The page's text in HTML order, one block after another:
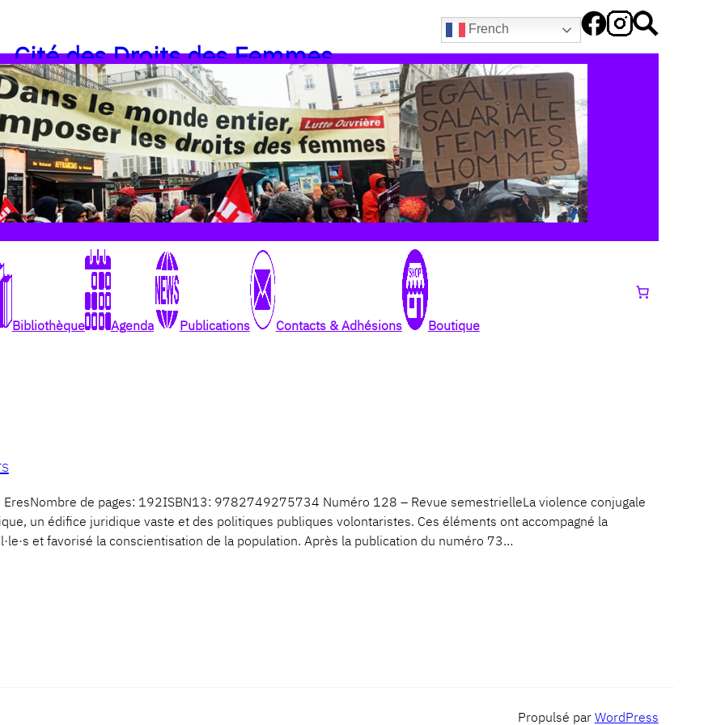
French
Cité des Droits des Femmes
Bibliothèque Agenda Publications Contacts & Adhésions Boutique
EresNombre de pages: 192ISBN13: 9782749275734 Numéro 128 – Revue semestrielleLa violence conjugale
un édifice juridique vaste et des politiques publiques volontaristes. Ces éléments ont accompagné la
et favorisé la conscientisation de la population. Après la publication du numéro 73…
Propulsé par WordPress